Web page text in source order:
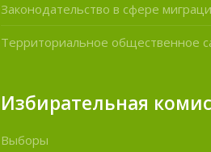
Законодательство в сфере
Территориальное общественное
Избирательная
Выборы